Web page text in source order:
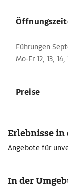
Führungen
Mo-Fr 12, 13, 14,
Preise
Erlebnisse in
Angebote für
In der